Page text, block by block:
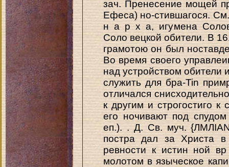
зач. Пренесение мощей
Ефеса) но-стившагося.
н а р х а, игумена
Соло вецкой обители. В
грамотою он был
Во время своего
над устройством обители
служить для бра-Tin
отличался
к другим и строгостиго
его ночивают под
еп.). . Д. Св. муч.
постра дал за Христа
ревности к истин ной
молотом в языческое